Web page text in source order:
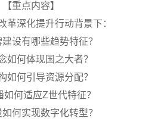
【重点内容】
革深化提升行动背景下：
设有哪些趋势特征？
如何体现国之大者？
如何引导资源分配？
如何适应Z世代特征？
何实现数字化转型？